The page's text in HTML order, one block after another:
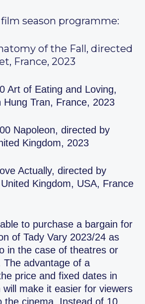
season programme:
of the Fall, directed
France, 2023
Art of Eating and Loving,
Hung Tran, France, 2023
Napoleon, directed by
Kingdom, 2023
Actually, directed by
Kingdom, USA, France
to purchase a bargain for
of Tady Vary 2023/24 as
in the case of theatres or
The advantage of a
price and fixed dates in
will make it easier for viewers
the cinema. Instead of 10